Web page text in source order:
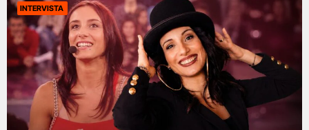
INTERVISTA